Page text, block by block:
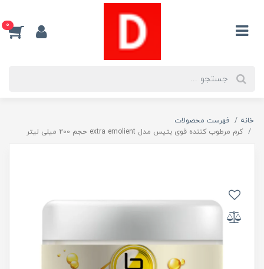
0
خانه
فهرست محصولات
کرم مرطوب کننده قوی بتیس مدل extra emolient حجم 200 میلی لیتر